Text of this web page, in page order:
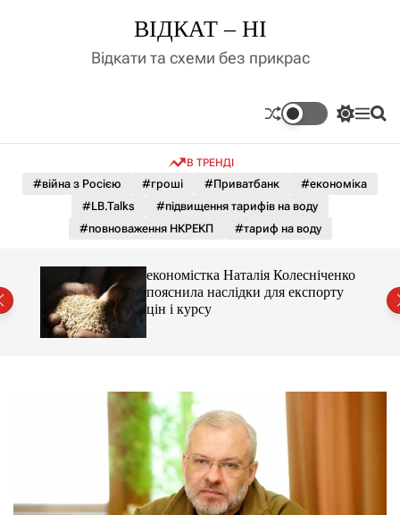
д
у
ВІДКАТ – НІ
Відкати та схеми без прикрас
П
м
к
а
о
л
ь
г
М П
В ТРЕНДІ
#війна з Росією #гроші #Приватбанк
#економіка
#LB.Talks
#підвищення тарифів на воду
#повноваження НКРЕКП
#тариф на воду
економістка Наталія Колесніченко
пояснила наслідки для експорту
цін і курсу